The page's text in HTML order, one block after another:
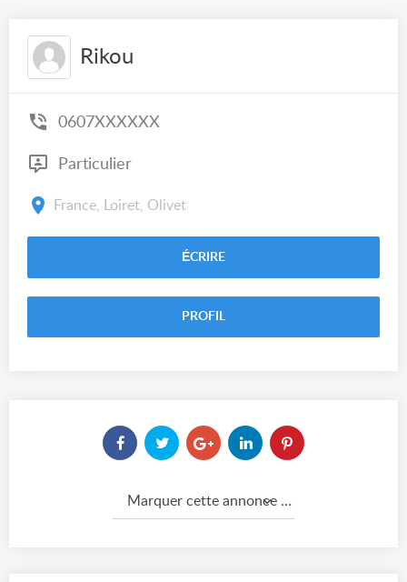
Rikou
0607XXXXXX
Particulier
France, Loiret, Olivet
ÉCRIRE
PROFIL
Marquer cette annonce comme...